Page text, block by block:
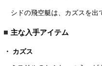
シドの飛空艇は、カズスを出
主な入手アイテム
カズス